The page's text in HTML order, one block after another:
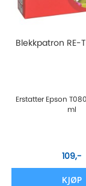
Blekkpatron RE-
Erstatter Epson
ml
109,-
KJØP